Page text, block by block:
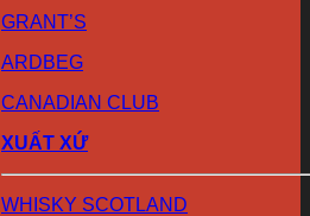
GRANT’S
ARDBEG
CANADIAN CLUB
XUẤT XỨ
WHISKY SCOTLAND